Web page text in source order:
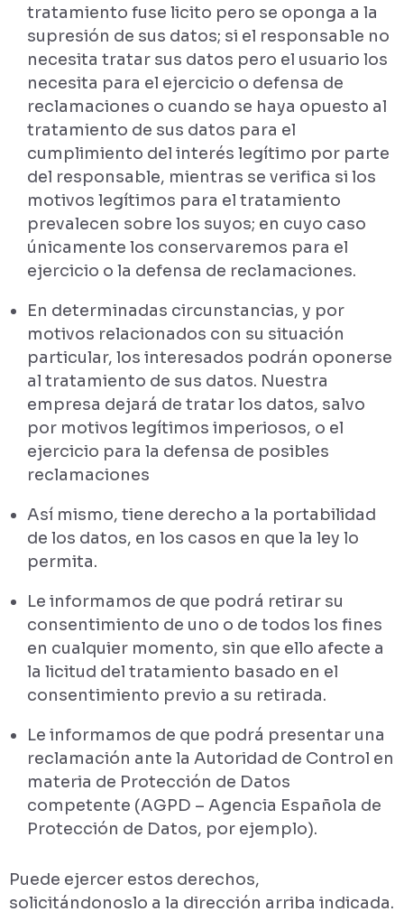
tratamiento fuse licito pero se oponga a la
supresión de sus datos; si el responsable no
necesita tratar sus datos pero el usuario los
necesita para el ejercicio o defensa de
reclamaciones o cuando se haya opuesto al
tratamiento de sus datos para el
cumplimiento del interés legítimo por parte
del responsable, mientras se verifica si los
motivos legítimos para el tratamiento
prevalecen sobre los suyos; en cuyo caso
únicamente los conservaremos para el
ejercicio o la defensa de reclamaciones.
En determinadas circunstancias, y por
motivos relacionados con su situación
particular, los interesados podrán oponerse
al tratamiento de sus datos. Nuestra
empresa dejará de tratar los datos, salvo
por motivos legítimos imperiosos, o el
ejercicio para la defensa de posibles
reclamaciones
Así mismo, tiene derecho a la portabilidad
de los datos, en los casos en que la ley lo
permita.
Le informamos de que podrá retirar su
consentimiento de uno o de todos los fines
en cualquier momento, sin que ello afecte a
la licitud del tratamiento basado en el
consentimiento previo a su retirada.
Le informamos de que podrá presentar una
reclamación ante la Autoridad de Control en
materia de Protección de Datos
competente (AGPD – Agencia Española de
Protección de Datos, por ejemplo).
Puede ejercer estos derechos,
solicitándonoslo a la dirección arriba indicada.